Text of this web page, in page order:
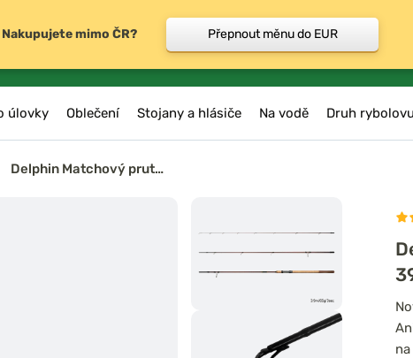
úlovky Oblečení Stojany a hlásiče Na vodě Druh rybolovu
Delphin Matchový prut…
Nakupujete mimo ČR? Přepnout měnu do EUR